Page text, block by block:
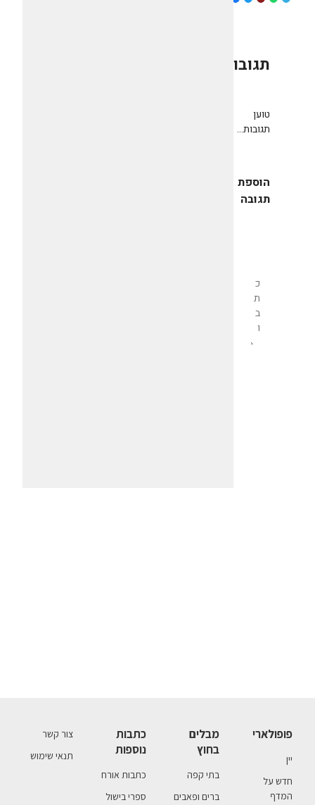
תגובות
טוען
תגובות...
הוספת
תגובה
פופולארי
יין
חדש על
המדף
מבלים
בחוץ
בתי קפה
ברים ופאבים
כתבות
נוספות
כתבות אורח
ספרי בישול
צור קשר
תנאי שימוש